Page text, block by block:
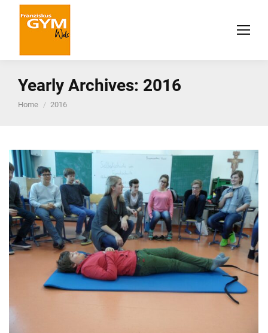
Yearly Archives: 2016
You are here:
Home 2016